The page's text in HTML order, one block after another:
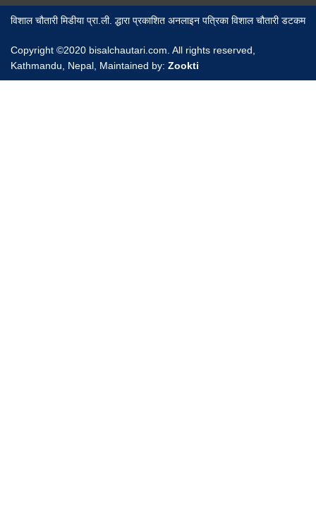
विशाल चौतारी मिडीया प्रा.ली. द्धारा प्रकाशित अनलाइन पत्रिका विशाल चौतारी डटकम
Copyright ©2020 bisalchautari.com. All rights reserved,
Kathmandu, Nepal, Maintained by: Zookti